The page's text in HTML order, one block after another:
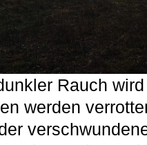
Rauch
werden